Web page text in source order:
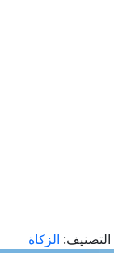
التصنيف: الزكاة